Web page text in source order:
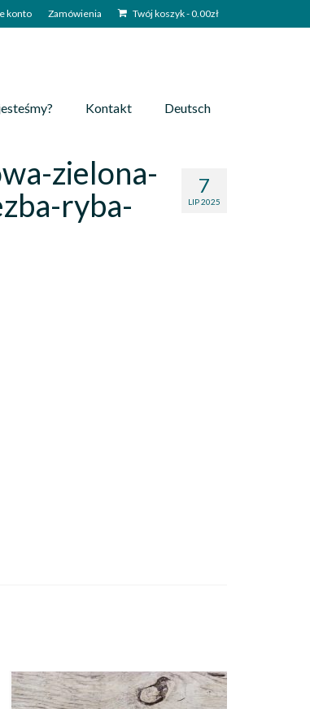
konto Zamówienia Twój koszyk-0.00zł
Kontakt Deutsch
7
LIP 2025
zielona-
ryba-